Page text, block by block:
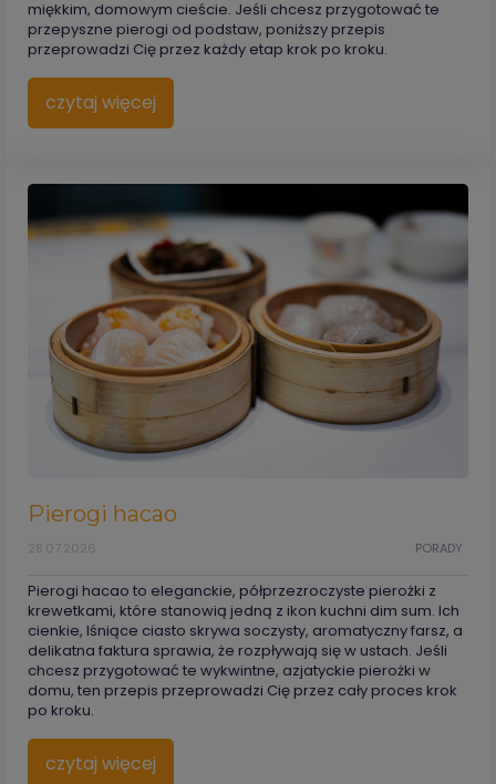
miękkim, domowym cieście. Jeśli chcesz przygotować te
przepyszne pierogi od podstaw, poniższy przepis
przeprowadzi Cię przez każdy etap krok po kroku.
czytaj więcej
Pierogi hacao
PORADY
28.07.2026
Pierogi hacao to eleganckie, półprzezroczyste pierożki z
krewetkami, które stanowią jedną z ikon kuchni dim sum. Ich
cienkie, lśniące ciasto skrywa soczysty, aromatyczny farsz, a
delikatna faktura sprawia, że rozpływają się w ustach. Jeśli
chcesz przygotować te wykwintne, azjatyckie pierożki w
domu, ten przepis przeprowadzi Cię przez cały proces krok
po kroku.
czytaj więcej